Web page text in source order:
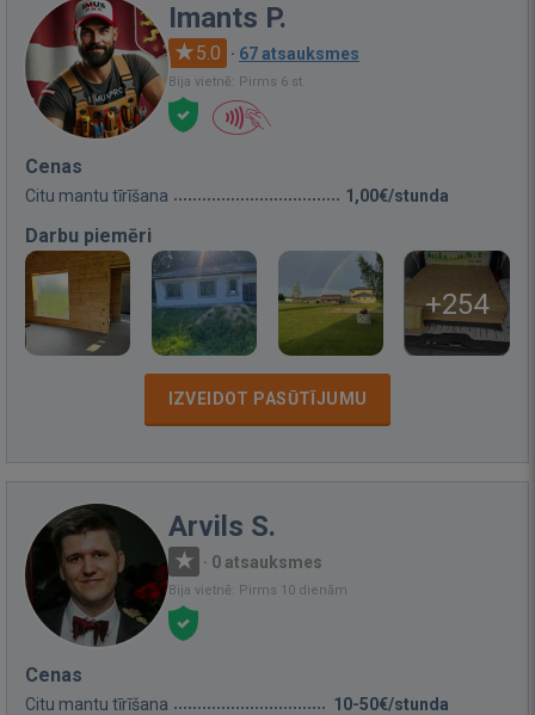
Imants P.
5.0 · 67 atsauksmes
Bija vietnē: Pirms 6 st.
Cenas
Citu mantu tīrīšana 1,00€/stunda
Darbu piemēri
+254
IZVEIDOT PASŪTĪJUMU
Arvils S.
· 0 atsauksmes
Bija vietnē: Pirms 10 dienām
Cenas
Citu mantu tīrīšana 10-50€/stunda